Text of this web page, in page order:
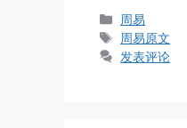
分
类
周易
标
签
周易原文
发表评论